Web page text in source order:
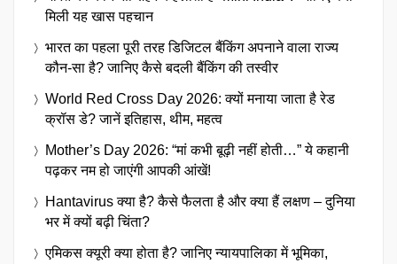
मिली यह खास पहचान
भारत का पहला पूरी तरह डिजिटल बैंकिंग अपनाने वाला राज्य
कौन-सा है? जानिए कैसे बदली बैंकिंग की तस्वीर
World Red Cross Day 2026: क्यों मनाया जाता है रेड
क्रॉस डे? जानें इतिहास, थीम, महत्व
Mother’s Day 2026: “मां कभी बूढ़ी नहीं होती…” ये कहानी
पढ़कर नम हो जाएंगी आपकी आंखें!
Hantavirus क्या है? कैसे फैलता है और क्या हैं लक्षण – दुनिया
भर में क्यों बढ़ी चिंता?
एमिकस क्यूरी क्या होता है? जानिए न्यायपालिका में भूमिका,